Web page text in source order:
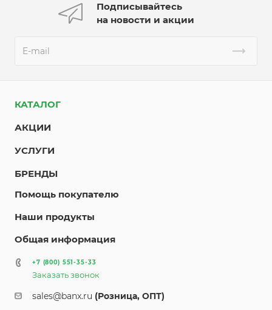
Подписывайтесь
на новости и акции
КАТАЛОГ
АКЦИИ
УСЛУГИ
БРЕНДЫ
Помощь покупателю
Наши продукты
Общая информация
+7 (800) 551-35-33
Заказать звонок
sales@banx.ru (Розница, ОПТ)